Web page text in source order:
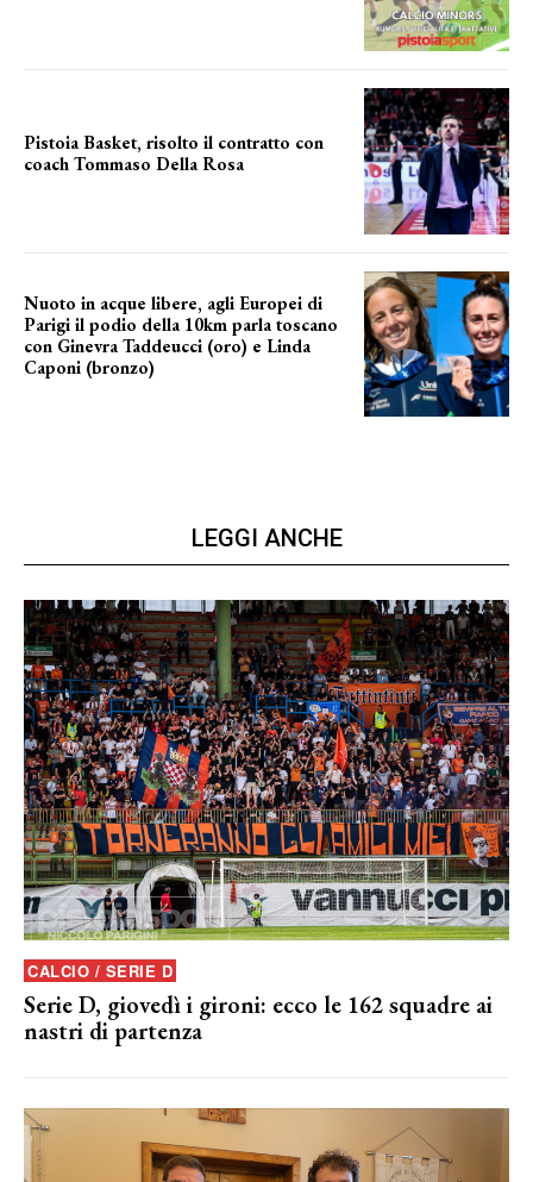
Pistoia Basket, risolto il contratto con
coach Tommaso Della Rosa
Nuoto in acque libere, agli Europei di
Parigi il podio della 10km parla toscano
con Ginevra Taddeucci (oro) e Linda
Caponi (bronzo)
LEGGI ANCHE
CALCIO / SERIE D
Serie D, giovedì i gironi: ecco le 162 squadre ai
nastri di partenza